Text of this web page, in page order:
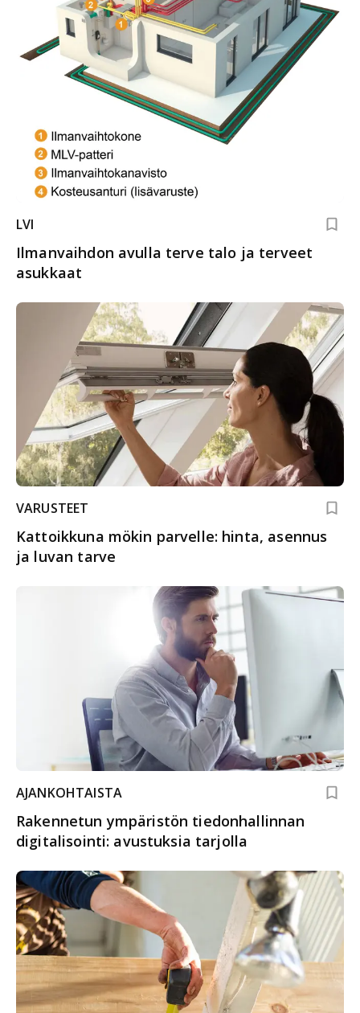
LVI
Ilmanvaihdon avulla terve talo ja terveet
asukkaat
VARUSTEET
Kattoikkuna mökin parvelle: hinta, asennus
ja luvan tarve
AJANKOHTAISTA
Rakennetun ympäristön tiedonhallinnan
digitalisointi: avustuksia tarjolla